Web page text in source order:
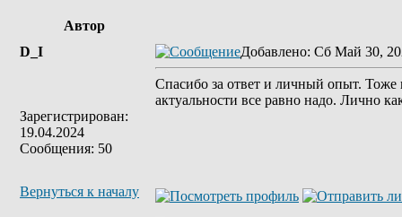
Автор
D_I
Зарегистрирован:
19.04.2024
Сообщения: 50
Добавлено: Сб Май 30,
Спасибо за ответ и личный опыт. Тоже
актуальности все равно надо. Лично
Вернуться к началу